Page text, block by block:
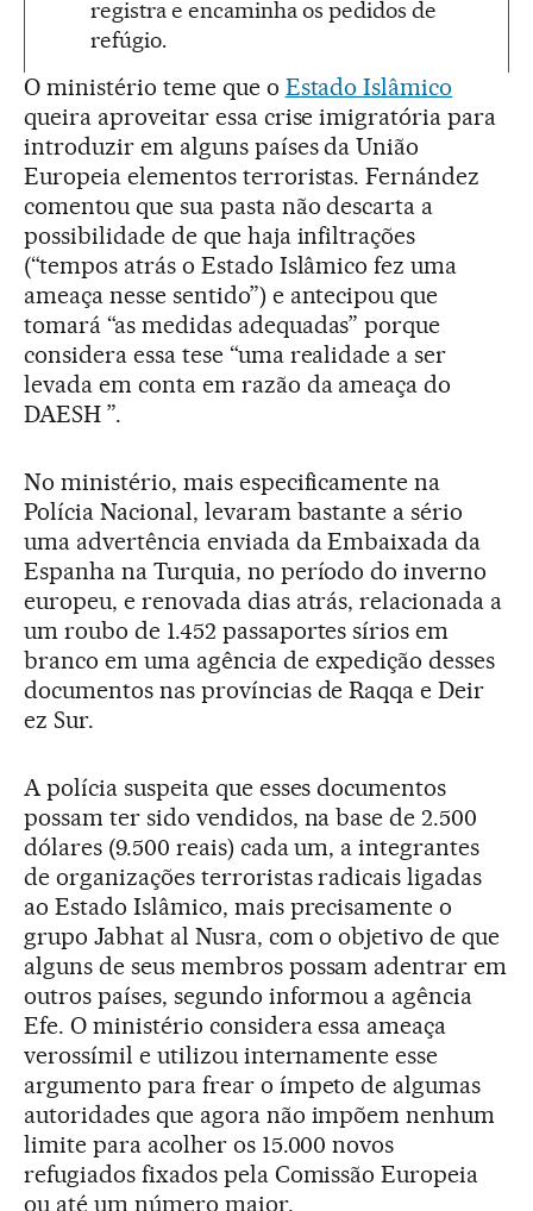
registra e encaminha os pedidos de
refúgio.
O ministério teme que o Estado Islâmico
queira aproveitar essa crise imigratória para
introduzir em alguns países da União
Europeia elementos terroristas. Fernández
comentou que sua pasta não descarta a
possibilidade de que haja infiltrações
(“tempos atrás o Estado Islâmico fez uma
ameaça nesse sentido”) e antecipou que
tomará “as medidas adequadas” porque
considera essa tese “uma realidade a ser
levada em conta em razão da ameaça do
DAESH ”.
No ministério, mais especificamente na
Polícia Nacional, levaram bastante a sério
uma advertência enviada da Embaixada da
Espanha na Turquia, no período do inverno
europeu, e renovada dias atrás, relacionada a
um roubo de 1.452 passaportes sírios em
branco em uma agência de expedição desses
documentos nas províncias de Raqqa e Deir
ez Sur.
A polícia suspeita que esses documentos
possam ter sido vendidos, na base de 2.500
dólares (9.500 reais) cada um, a integrantes
de organizações terroristas radicais ligadas
ao Estado Islâmico, mais precisamente o
grupo Jabhat al Nusra, com o objetivo de que
alguns de seus membros possam adentrar em
outros países, segundo informou a agência
Efe. O ministério considera essa ameaça
verossímil e utilizou internamente esse
argumento para frear o ímpeto de algumas
autoridades que agora não impõem nenhum
limite para acolher os 15.000 novos
refugiados fixados pela Comissão Europeia
ou até um número maior.